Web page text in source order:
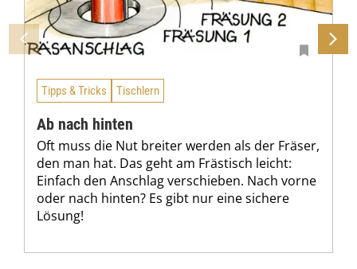
Tipps & Tricks Tischlern
Ab nach hinten
Oft muss die Nut breiter werden als der Fräser,
den man hat. Das geht am Frästisch leicht:
Einfach den Anschlag verschieben. Nach vorne
oder nach hinten? Es gibt nur eine sichere
Lösung!